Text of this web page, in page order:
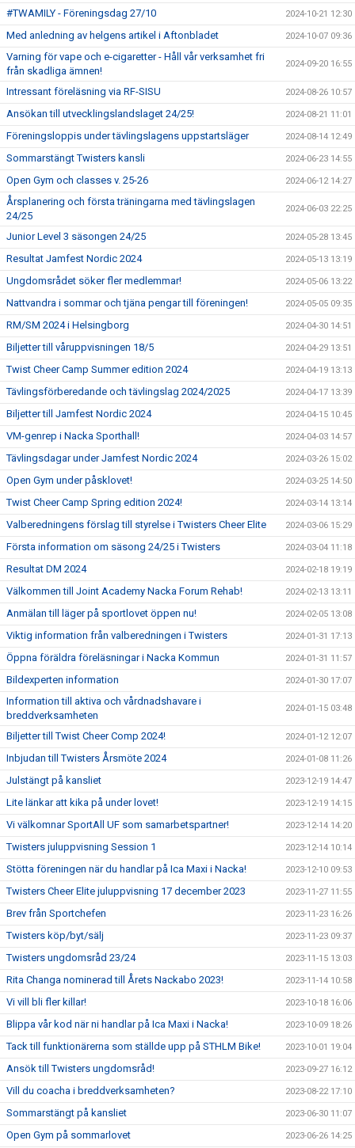
#TWAMILY - Föreningsdag 27/10 2024-10-21 12:30
Med anledning av helgens artikel i Aftonbladet 2024-10-07 09:36
Varning för vape och e-cigaretter - Håll vår verksamhet fri
från skadliga ämnen!
2024-09-20 16:55
Intressant föreläsning via RF-SISU 2024-08-26 10:57
Ansökan till utvecklingslandslaget 24/25! 2024-08-21 11:01
Föreningsloppis under tävlingslagens uppstartsläger 2024-08-14 12:49
Sommarstängt Twisters kansli 2024-06-23 14:55
Open Gym och classes v. 25-26 2024-06-12 14:27
Årsplanering och första träningarna med tävlingslagen
24/25
2024-06-03 22:25
Junior Level 3 säsongen 24/25 2024-05-28 13:45
Resultat Jamfest Nordic 2024 2024-05-13 13:19
Ungdomsrådet söker fler medlemmar! 2024-05-06 13:22
Nattvandra i sommar och tjäna pengar till föreningen! 2024-05-05 09:35
RM/SM 2024 i Helsingborg 2024-04-30 14:51
Biljetter till våruppvisningen 18/5 2024-04-29 13:51
Twist Cheer Camp Summer edition 2024 2024-04-19 13:13
Tävlingsförberedande och tävlingslag 2024/2025 2024-04-17 13:39
Biljetter till Jamfest Nordic 2024 2024-04-15 10:45
VM-genrep i Nacka Sporthall! 2024-04-03 14:57
Tävlingsdagar under Jamfest Nordic 2024 2024-03-26 15:02
Open Gym under påsklovet! 2024-03-25 14:50
Twist Cheer Camp Spring edition 2024! 2024-03-14 13:14
Valberedningens förslag till styrelse i Twisters Cheer Elite 2024-03-06 15:29
Första information om säsong 24/25 i Twisters 2024-03-04 11:18
Resultat DM 2024 2024-02-18 19:19
Välkommen till Joint Academy Nacka Forum Rehab! 2024-02-13 13:11
Anmälan till läger på sportlovet öppen nu! 2024-02-05 13:08
Viktig information från valberedningen i Twisters 2024-01-31 17:13
Öppna föräldra föreläsningar i Nacka Kommun 2024-01-31 11:57
Bildexperten information 2024-01-30 17:07
Information till aktiva och vårdnadshavare i
breddverksamheten
2024-01-15 03:48
Biljetter till Twist Cheer Comp 2024! 2024-01-12 12:07
Inbjudan till Twisters Årsmöte 2024 2024-01-08 11:26
Julstängt på kansliet 2023-12-19 14:47
Lite länkar att kika på under lovet! 2023-12-19 14:15
Vi välkomnar SportAll UF som samarbetspartner! 2023-12-14 14:20
Twisters juluppvisning Session 1 2023-12-14 10:14
Stötta föreningen när du handlar på Ica Maxi i Nacka! 2023-12-10 09:53
Twisters Cheer Elite juluppvisning 17 december 2023 2023-11-27 11:55
Brev från Sportchefen 2023-11-23 16:26
Twisters köp/byt/sälj 2023-11-23 09:37
Twisters ungdomsråd 23/24 2023-11-15 13:03
Rita Changa nominerad till Årets Nackabo 2023! 2023-11-14 10:58
Vi vill bli fler killar! 2023-10-18 16:06
Blippa vår kod när ni handlar på Ica Maxi i Nacka! 2023-10-09 18:26
Tack till funktionärerna som ställde upp på STHLM Bike! 2023-10-01 19:04
Ansök till Twisters ungdomsråd! 2023-09-27 16:12
Vill du coacha i breddverksamheten? 2023-08-22 17:10
Sommarstängt på kansliet 2023-06-30 11:07
Open Gym på sommarlovet 2023-06-26 14:25